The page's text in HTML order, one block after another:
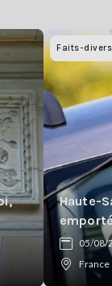
Faits-divers
Haute-
05/08/
France